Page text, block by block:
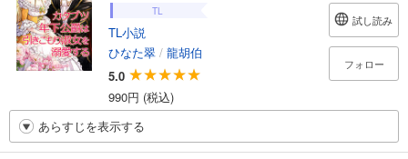
TL
TL小説
ひなた翠 / 龍胡伯
5.0
990円 (税込)
試し読み
フォロー
あらすじを表示する